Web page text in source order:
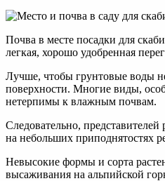
Почва в месте посадки для
легкая, хорошо удобренная
Лучше, чтобы грунтовые воды
поверхности. Многие виды,
нетерпимы к влажным почвам.
Следовательно,
на небольших приподнятостях
Невысокие формы и сорта
высаживания на альпийской